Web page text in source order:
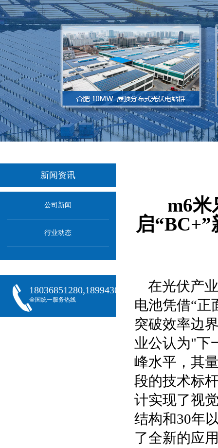
新闻资讯
公司新闻
行业动态
18036851280,18994301288,18068407382
全国统一服务热线
m6米
启
在光伏产
电池凭借“正
突破效率边
业公认为"下
峰水平，其
段的技术标
计实现了视
结构和30年
了全新的应